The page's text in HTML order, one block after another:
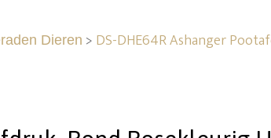
Dieren > DS-DHE64R Ashanger